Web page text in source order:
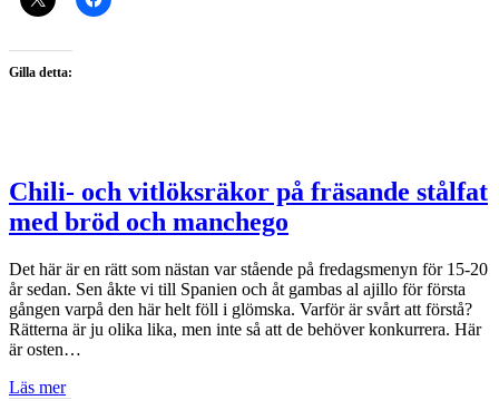
Gilla detta:
Chili- och vitlöksräkor på fräsande stålfat
med bröd och manchego
Det här är en rätt som nästan var stående på fredagsmenyn för 15-20
år sedan. Sen åkte vi till Spanien och åt gambas al ajillo för första
gången varpå den här helt föll i glömska. Varför är svårt att förstå?
Rätterna är ju olika lika, men inte så att de behöver konkurrera. Här
är osten…
Läs mer